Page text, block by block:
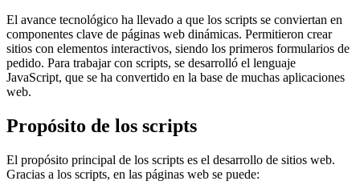
El avance tecnológico ha llevado a que los scripts se conviertan en
componentes clave de páginas web dinámicas. Permitieron crear
sitios con elementos interactivos, siendo los primeros formularios de
pedido. Para trabajar con scripts, se desarrolló el lenguaje
JavaScript, que se ha convertido en la base de muchas aplicaciones
web.
Propósito de los scripts
El propósito principal de los scripts es el desarrollo de sitios web.
Gracias a los scripts, en las páginas web se puede: